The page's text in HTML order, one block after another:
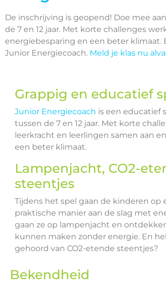
De inschrijving is geopend! Doe mee
de 7 en 12 jaar. Met korte challenges
energiebesparing en een beter klimaat.
Junior Energiecoach. Meld je klas nu
Grappig en educatief
Junior Energiecoach is een educatief
tussen de 7 en 12 jaar. Met korte
leerkracht en leerlingen samen aan
een beter klimaat.
Lampenjacht, CO2-
steentjes
Tijdens het spel gaan de kinderen op
praktische manier aan de slag met
gaan ze op lampenjacht en
kunnen maken zonder energie. En
gehoord van CO2-etende steentjes?
Bekendheid